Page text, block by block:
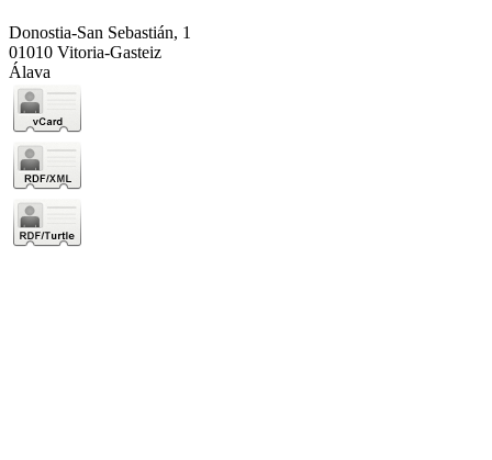
Donostia-San Sebastián, 1
01010 Vitoria-Gasteiz
Álava